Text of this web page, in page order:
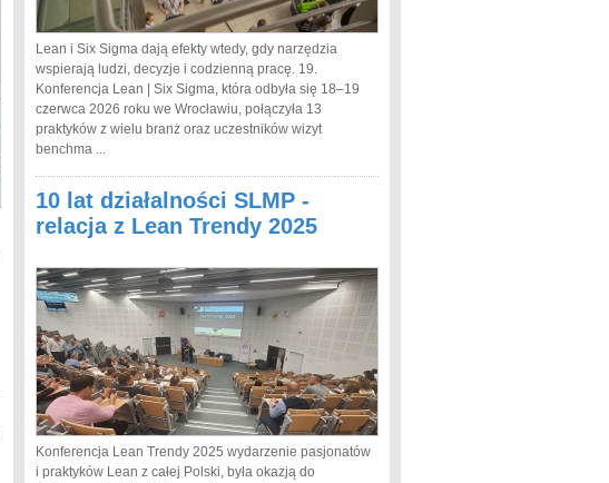
Lean i Six Sigma dają efekty wtedy, gdy narzędzia
wspierają ludzi, decyzje i codzienną pracę. 19.
Konferencja Lean | Six Sigma, która odbyła się 18–19
czerwca 2026 roku we Wrocławiu, połączyła 13
praktyków z wielu branż oraz uczestników wizyt
benchma ...
10 lat działalności SLMP -
relacja z Lean Trendy 2025
Konferencja Lean Trendy 2025 wydarzenie pasjonatów
i praktyków Lean z całej Polski, była okazją do